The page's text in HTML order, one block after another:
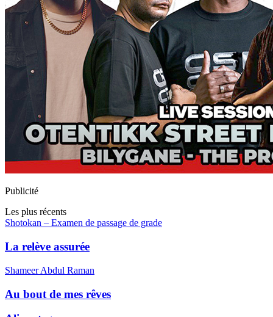
Publicité
Les plus récents
Shotokan – Examen de passage de grade
La relève assurée
Shameer Abdul Raman
Au bout de mes rêves